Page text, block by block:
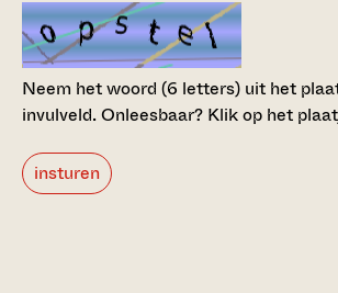
Neem het woord (6 letters) uit het
invulveld.Onleesbaar? Klik op het
insturen